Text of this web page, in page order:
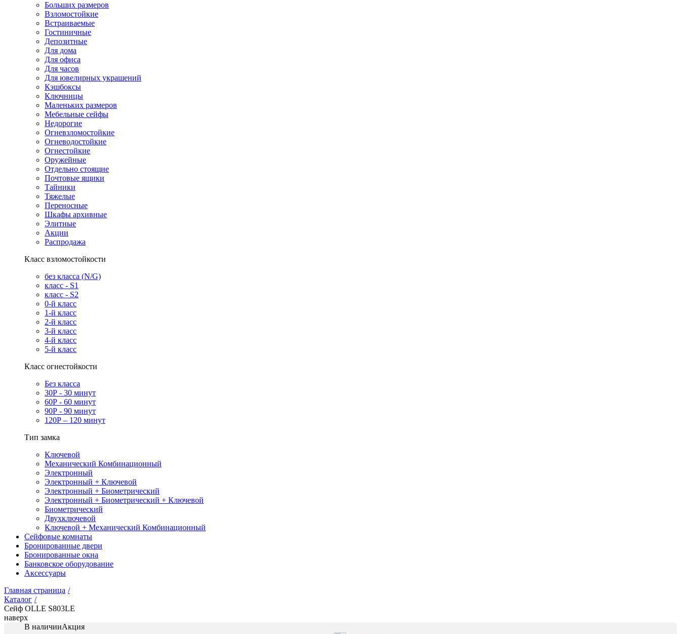
Больших размеров
Взломостойкие
Встраиваемые
Гостиничные
Депозитные
Для дома
Для офиса
Для часов
Для ювелирных украшений
Кэшбоксы
Ключницы
Маленьких размеров
Мебельные сейфы
Недорогие
Огневзломостойкие
Огневодостойкие
Огнестойкие
Оружейные
Отдельно стоящие
Почтовые ящики
Тайники
Тяжелые
Переносные
Шкафы архивные
Элитные
Акции
Распродажа
Класс взломостойкости
без класса (N/G)
класс - S1
класс - S2
0-й класс
1-й класс
2-й класс
3-й класс
4-й класс
5-й класс
Класс огнестойкости
Без класса
30Р - 30 минут
60Р - 60 минут
90Р - 90 минут
120Р – 120 минут
Тип замка
Ключевой
Механический Комбинационный
Электронный
Электронный + Ключевой
Электронный + Биометрический
Электронный + Биометрический + Ключевой
Биометрический
Двухключевой
Ключевой + Механический Комбинационный
Сейфовые комнаты
Бронированные двери
Бронированные окна
Банковское оборудование
Аксессуары
Главная страница /
Каталог /
Сейф OLLE S803LE
наверх
В наличииАкция